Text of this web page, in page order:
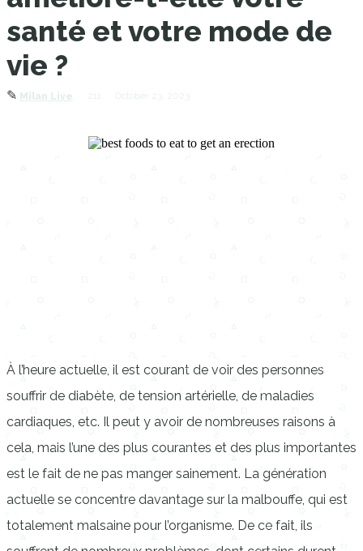
santé et votre mode de
vie ?
✎ Milan Live October 23, 2023
À l’heure actuelle, il est courant de voir des personnes
souffrir de diabète, de tension artérielle, de maladies
cardiaques, etc. Il peut y avoir de nombreuses raisons à
cela, mais l’une des plus courantes et des plus importantes
est le fait de ne pas manger sainement. La génération
actuelle se concentre davantage sur la malbouffe, qui est
totalement malsaine pour l’organisme. De ce fait, ils